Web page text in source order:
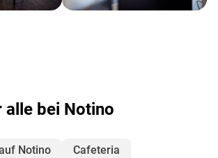
bei Notino
Notino
Cafeteria